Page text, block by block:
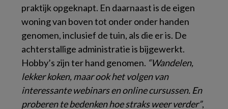
praktijk opgeknapt. En daarnaast is de eigen
woning van boven tot onder onder handen
genomen, inclusief de tuin, als die er is. De
achterstallige administratie is bijgewerkt.
Hobby’s zijn ter hand genomen. “Wandelen,
lekker koken, maar ook het volgen van
interessante webinars en online cursussen. En
proberen te bedenken hoe straks weer verder”,